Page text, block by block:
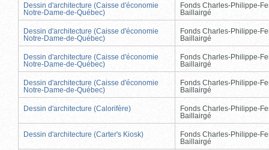
Dessin d'architecture (Caisse d'économie
Notre-Dame-de-Québec)
Fonds Charles-Philippe-
Baillairgé
Dessin d'architecture (Caisse d'économie
Notre-Dame-de-Québec)
Fonds Charles-Philippe-
Baillairgé
Dessin d'architecture (Caisse d'économie
Notre-Dame-de-Québec)
Fonds Charles-Philippe-
Baillairgé
Dessin d'architecture (Caisse d'économie
Notre-Dame-de-Québec)
Fonds Charles-Philippe-
Baillairgé
Dessin d'architecture (Calorifère)
Fonds Charles-Philippe-
Baillairgé
Dessin d'architecture (Carter's Kiosk)
Fonds Charles-Philippe-
Baillairgé